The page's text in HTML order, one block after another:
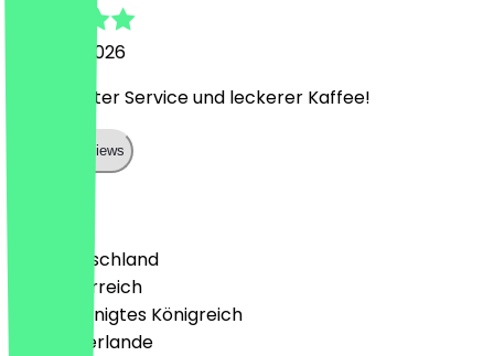
22. März 2026
Super netter Service und leckerer Kaffee!
Show all reviews
🇩🇪 Deutschland
🇦🇹 Österreich
🇬🇧 Vereinigtes Königreich
🇳🇱 Niederlande